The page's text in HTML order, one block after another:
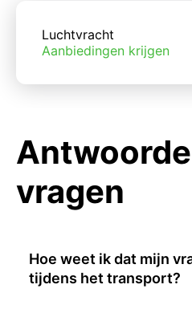
Luchtvracht
Aanbiedingen krijgen
vragen
Hoe weet ik dat mijn
tijdens het transport?